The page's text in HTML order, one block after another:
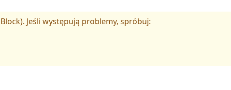
Jeśli występują problemy, spróbuj: